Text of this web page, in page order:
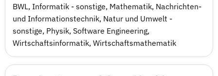
BWL, Informatik - sonstige, Mathematik, Nachrichten-
und Informationstechnik, Natur und Umwelt -
sonstige, Physik, Software Engineering,
Wirtschaftsinformatik, Wirtschaftsmathematik